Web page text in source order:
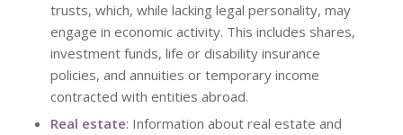
trusts, which, while lacking legal personality, may
engage in economic activity. This includes shares,
investment funds, life or disability insurance
policies, and annuities or temporary income
contracted with entities abroad.
Real estate: Information about real estate and